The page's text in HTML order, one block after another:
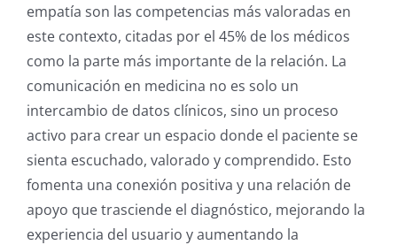
empatía son las competencias más valoradas en
este contexto, citadas por el 45% de los médicos
como la parte más importante de la relación. La
comunicación en medicina no es solo un
intercambio de datos clínicos, sino un proceso
activo para crear un espacio donde el paciente se
sienta escuchado, valorado y comprendido. Esto
fomenta una conexión positiva y una relación de
apoyo que trasciende el diagnóstico, mejorando la
experiencia del usuario y aumentando la